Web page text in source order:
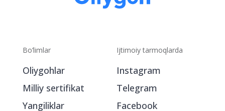
Bo‘limlar
Oliygohlar
Ijtimoiy tarmoqlarda
Instagram